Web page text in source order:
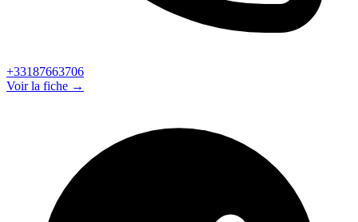
+33187663706
Voir la fiche →